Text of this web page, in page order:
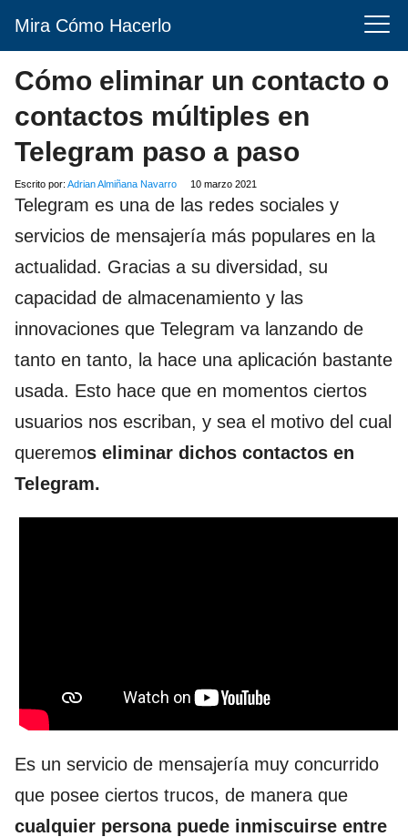
Mira Cómo Hacerlo
Cómo eliminar un contacto o
contactos múltiples en
Telegram paso a paso
Escrito por: Adrian Almiñana Navarro 10 marzo 2021
Telegram es una de las redes sociales y
servicios de mensajería más populares en la
actualidad. Gracias a su diversidad, su
capacidad de almacenamiento y las
innovaciones que Telegram va lanzando de
tanto en tanto, la hace una aplicación bastante
usada. Esto hace que en momentos ciertos
usuarios nos escriban, y sea el motivo del cual
queremos eliminar dichos contactos en
Telegram.
Es un servicio de mensajería muy concurrido
que posee ciertos trucos, de manera que
cualquier persona puede inmiscuirse entre